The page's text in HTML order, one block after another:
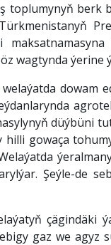
berk
wagtynda ýerine
düýbüni
gowaça
Şeýle-de
çägindäki
gaz we agyz